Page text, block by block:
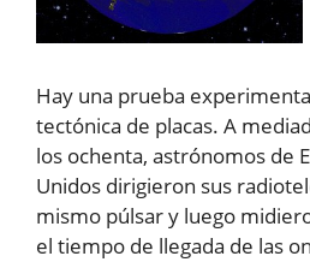
Hay una prueba
tectónica de placas. A
los ochenta, astrónomos de
Unidos dirigieron sus
mismo púlsar y luego
el tiempo de llegada de las